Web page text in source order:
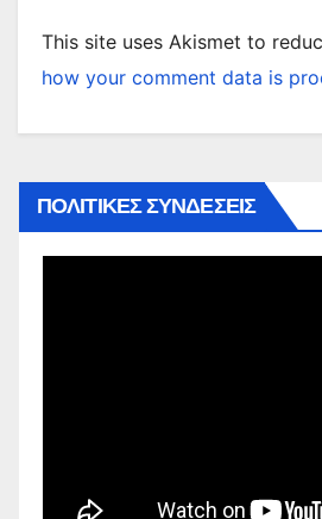
This site uses Akismet to
how your comment data is
ΠΟΛΙΤΙΚΕΣ ΣΥΝΔΕΣΕΙΣ